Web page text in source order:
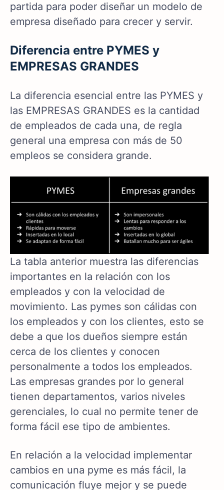
partida para poder diseñar un modelo de
empresa diseñado para crecer y servir.
Diferencia entre PYMES y
EMPRESAS GRANDES
La diferencia esencial entre las PYMES y
las EMPRESAS GRANDES es la cantidad
de empleados de cada una, de regla
general una empresa con más de 50
empleos se considera grande.
La tabla anterior muestra las diferencias
importantes en la relación con los
empleados y con la velocidad de
movimiento. Las pymes son cálidas con
los empleados y con los clientes, esto se
debe a que los dueños siempre están
cerca de los clientes y conocen
personalmente a todos los empleados.
Las empresas grandes por lo general
tienen departamentos, varios niveles
gerenciales, lo cual no permite tener de
forma fácil ese tipo de ambientes.
En relación a la velocidad implementar
cambios en una pyme es más fácil, la
comunicación fluye mejor y se puede